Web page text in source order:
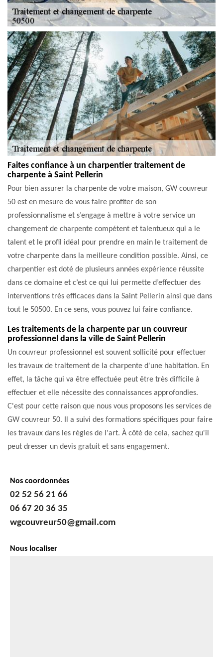
Faites confiance à un charpentier traitement de
charpente à Saint Pellerin
Pour bien assurer la charpente de votre maison, GW couvreur
50 est en mesure de vous faire profiter de son
professionnalisme et s’engage à mettre à votre service un
changement de charpente compétent et talentueux qui a le
talent et le profil idéal pour prendre en main le traitement de
votre charpente dans la meilleure condition possible. Ainsi, ce
charpentier est doté de plusieurs années expérience réussite
dans ce domaine et c’est ce qui lui permette d’effectuer des
interventions très efficaces dans la Saint Pellerin ainsi que dans
tout le 50500. En ce sens, vous pouvez lui faire confiance.
Les traitements de la charpente par un couvreur
professionnel dans la ville de Saint Pellerin
Un couvreur professionnel est souvent sollicité pour effectuer
les travaux de traitement de la charpente d'une habitation. En
effet, la tâche qui va être effectuée peut être très difficile à
effectuer et elle nécessite des connaissances approfondies.
C'est pour cette raison que nous vous proposons les services de
GW couvreur 50. Il a suivi des formations spécifiques pour faire
les travaux dans les règles de l'art. À côté de cela, sachez qu'il
peut dresser un devis gratuit et sans engagement.
Nos coordonnées
02 52 56 21 66
06 67 20 36 35
wgcouvreur50@gmail.com
Nous localiser